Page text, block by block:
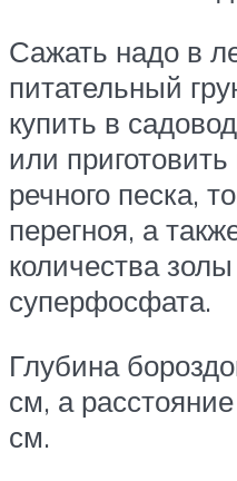
Сажать надо в
питательный
купить в
или
речного песка,
перегноя, а
количества
суперфосфата.
Глубина
см, а
см.